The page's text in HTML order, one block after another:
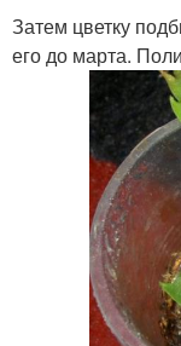
Затем цветку
его до марта.